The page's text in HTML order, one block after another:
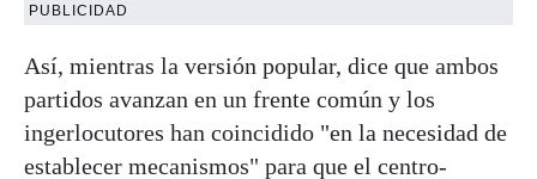
PUBLICIDAD
Así, mientras la versión popular, dice que ambos
partidos avanzan en un frente común y los
ingerlocutores han coincidido "en la necesidad de
establecer mecanismos" para que el centro-